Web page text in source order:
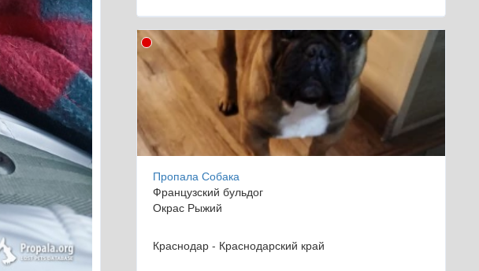
Пропала Собака
Французский бульдог
Окрас Рыжий
Краснодар - Краснодарский край